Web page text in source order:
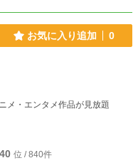
お気に入り追加 0
メ・エンタメ作品が見放題
位 / 840件